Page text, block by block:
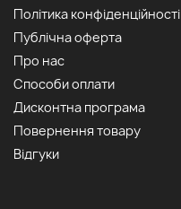
Політика конфіденційності
Публічна оферта
Про нас
Способи оплати
Дисконтна програма
Повернення товару
Відгуки